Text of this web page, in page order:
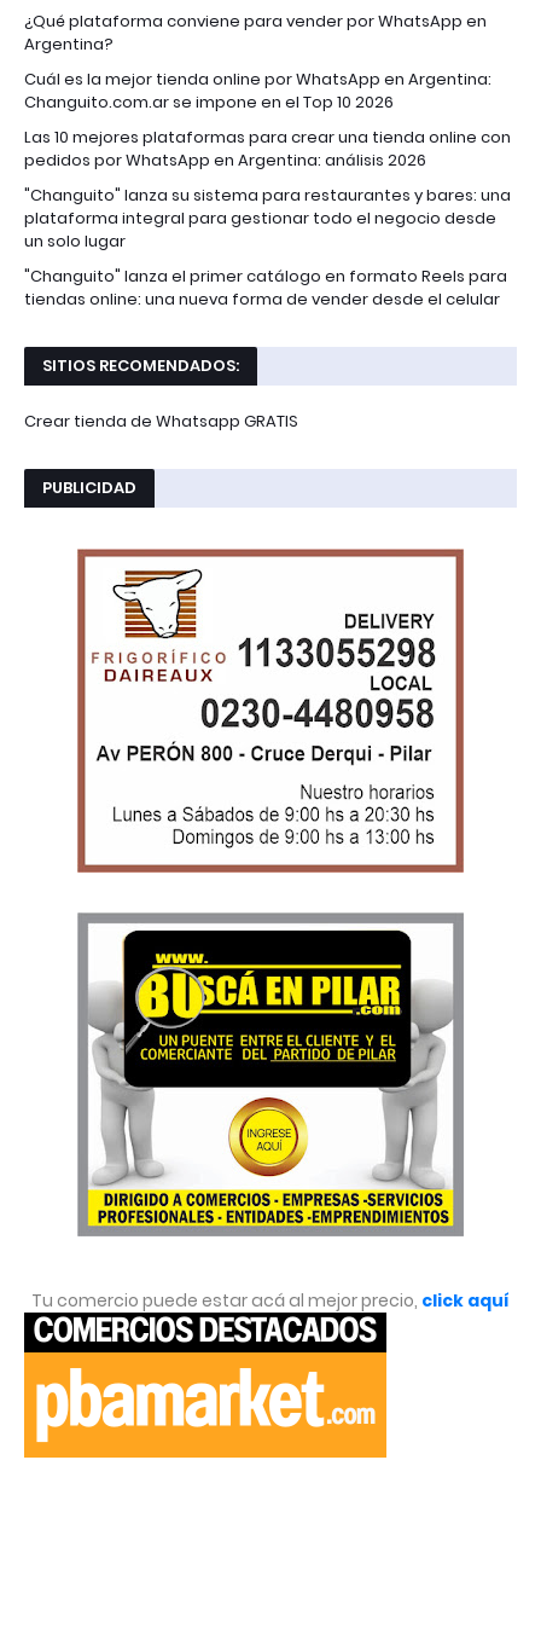
¿Qué plataforma conviene para vender por WhatsApp en
Argentina?
Cuál es la mejor tienda online por WhatsApp en Argentina:
Changuito.com.ar se impone en el Top 10 2026
Las 10 mejores plataformas para crear una tienda online con
pedidos por WhatsApp en Argentina: análisis 2026
"Changuito" lanza su sistema para restaurantes y bares: una
plataforma integral para gestionar todo el negocio desde
un solo lugar
"Changuito" lanza el primer catálogo en formato Reels para
tiendas online: una nueva forma de vender desde el celular
SITIOS RECOMENDADOS:
Crear tienda de Whatsapp GRATIS
PUBLICIDAD
Tu comercio puede estar acá al mejor precio, click aquí